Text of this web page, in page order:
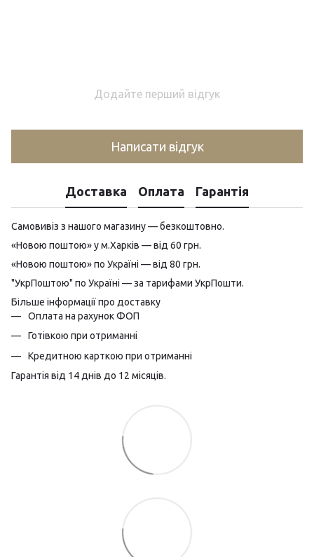
Додайте перший відгук
Написати відгук
Доставка Оплата Гарантія
Самовивіз з нашого магазину — безкоштовно.
«Новою поштою» у м.Харків — від 60 грн.
«Новою поштою» по Україні — від 80 грн.
"УкрПоштою" по Україні — за тарифами УкрПошти.
Більше інформації про доставку
Оплата на рахунок ФОП
Готівкою при отриманні
Кредитною карткою при отриманні
Гарантія від 14 днів до 12 місяців.